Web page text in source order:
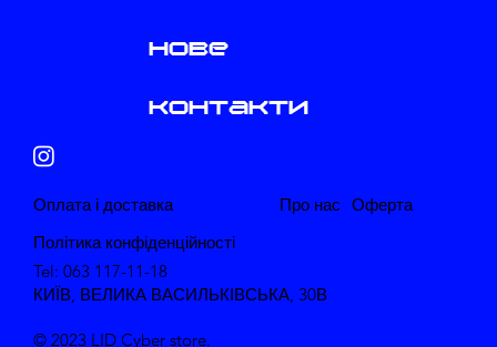
нове
контакти
Tel: 063 117-11-18
КИЇВ, ВЕЛИКА ВАСИЛЬКІВСЬКА, 30В
© 2023 LID Cyber store.
​Оплата і доставка ​Оферта
Про нас
Політика конфіденційності